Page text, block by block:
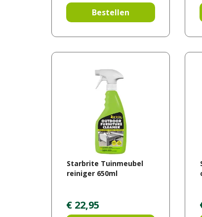
Bestellen
Starbrite Tuinmeubel
reiniger 650ml
€ 22,95